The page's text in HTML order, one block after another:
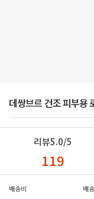
데쌍브르 건조 피부용
리뷰5.0/5
119
배송비
배